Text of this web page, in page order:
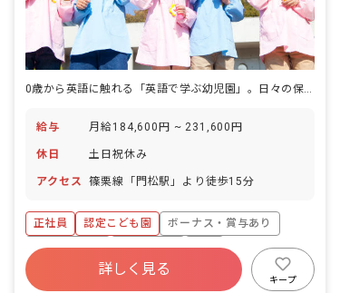
0歳から英語に触れる「英語で学ぶ幼児園」。日々の保育が世界への扉になります。
給与 月給184,600円 ~ 231,600円
休日 土日祝休み
アクセス 篠栗線「門松駅」より徒歩15分
正社員 認定こども園
ボーナス・賞与あり
社会保険完備
土日祝休み
有給
残業少なめ
昇給昇進あり
詳しく見る
キープ